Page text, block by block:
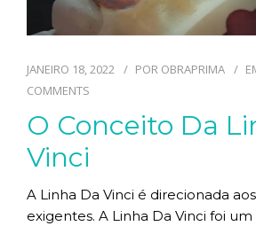
JANEIRO 18, 2022 POR OBRAPRIMA
COMMENTS
O Conceito Da
Vinci
A Linha Da Vinci é direcionada
exigentes. A Linha Da Vinci foi